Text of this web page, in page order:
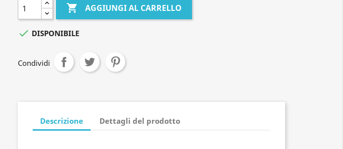
 AGGIUNGI AL CARRELLO
 DISPONIBILE
Condividi
Descrizione Dettagli del prodotto